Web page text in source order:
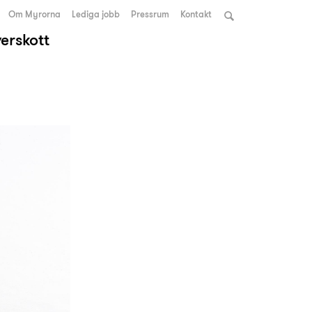
Om Myrorna Lediga jobb Pressrum Kontakt